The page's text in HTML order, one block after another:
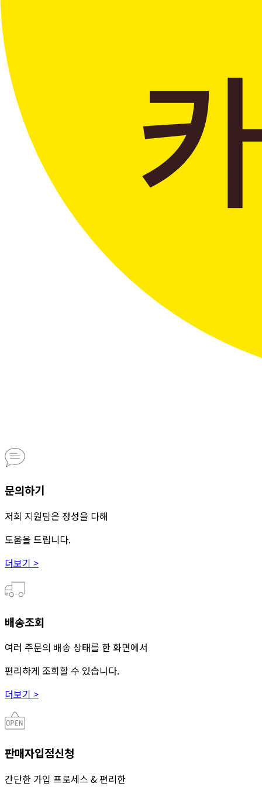
문의하기
저희 지원팀은 정성을 다해
도움을 드립니다.
더보기 >
배송조회
여러 주문의 배송 상태를 한 화면에서
편리하게 조회할 수 있습니다.
더보기 >
판매자입점신청
간단한 가입 프로세스 & 편리한